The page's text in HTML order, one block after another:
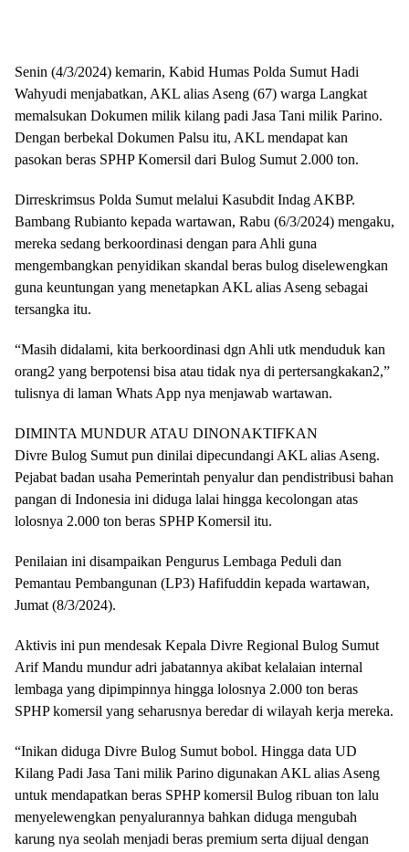
Senin (4/3/2024) kemarin, Kabid Humas Polda Sumut Hadi
Wahyudi menjabatkan, AKL alias Aseng (67) warga Langkat
memalsukan Dokumen milik kilang padi Jasa Tani milik Parino.
Dengan berbekal Dokumen Palsu itu, AKL mendapat kan
pasokan beras SPHP Komersil dari Bulog Sumut 2.000 ton.
Dirreskrimsus Polda Sumut melalui Kasubdit Indag AKBP.
Bambang Rubianto kepada wartawan, Rabu (6/3/2024) mengaku,
mereka sedang berkoordinasi dengan para Ahli guna
mengembangkan penyidikan skandal beras bulog diselewengkan
guna keuntungan yang menetapkan AKL alias Aseng sebagai
tersangka itu.
“Masih didalami, kita berkoordinasi dgn Ahli utk menduduk kan
orang2 yang berpotensi bisa atau tidak nya di pertersangkakan2,”
tulisnya di laman Whats App nya menjawab wartawan.
DIMINTA MUNDUR ATAU DINONAKTIFKAN
Divre Bulog Sumut pun dinilai dipecundangi AKL alias Aseng.
Pejabat badan usaha Pemerintah penyalur dan pendistribusi bahan
pangan di Indonesia ini diduga lalai hingga kecolongan atas
lolosnya 2.000 ton beras SPHP Komersil itu.
Penilaian ini disampaikan Pengurus Lembaga Peduli dan
Pemantau Pembangunan (LP3) Hafifuddin kepada wartawan,
Jumat (8/3/2024).
Aktivis ini pun mendesak Kepala Divre Regional Bulog Sumut
Arif Mandu mundur adri jabatannya akibat kelalaian internal
lembaga yang dipimpinnya hingga lolosnya 2.000 ton beras
SPHP komersil yang seharusnya beredar di wilayah kerja mereka.
“Inikan diduga Divre Bulog Sumut bobol. Hingga data UD
Kilang Padi Jasa Tani milik Parino digunakan AKL alias Aseng
untuk mendapatkan beras SPHP komersil Bulog ribuan ton lalu
menyelewengkan penyalurannya bahkan diduga mengubah
karung nya seolah menjadi beras premium serta dijual dengan